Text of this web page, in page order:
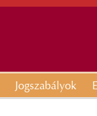
Jogszabályok